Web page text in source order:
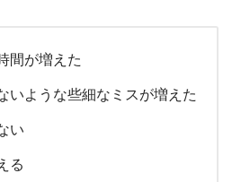
間が増えた
いような些細なミスが増えた
い
る